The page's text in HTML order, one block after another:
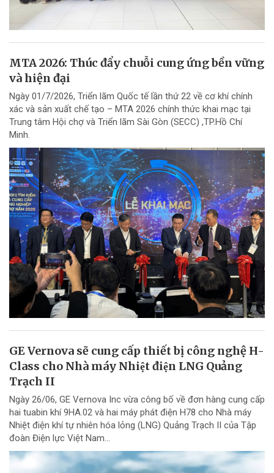
MTA 2026: Thúc đẩy chuỗi cung ứng bền vững
và hiện đại
Ngày 01/7/2026, Triển lãm Quốc tế lần thứ 22 về cơ khí chính
xác và sản xuất chế tạo – MTA 2026 chính thức khai mạc tại
Trung tâm Hội chợ và Triển lãm Sài Gòn (SECC) ,TP.Hồ Chí
Minh.
GE Vernova sẽ cung cấp thiết bị công nghệ H-
Class cho Nhà máy Nhiệt điện LNG Quảng
Trạch II
Ngày 26/06, GE Vernova Inc vừa công bố về đơn hàng cung cấp
hai tuabin khí 9HA.02 và hai máy phát điện H78 cho Nhà máy
Nhiệt điện khí tự nhiên hóa lỏng (LNG) Quảng Trạch II của Tập
đoàn Điện lực Việt Nam...